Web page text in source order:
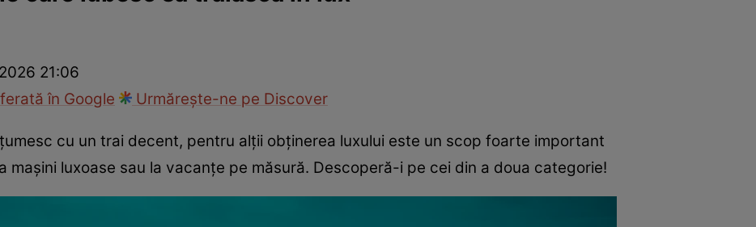
21:06
în Google
Urmărește-ne pe Discover
cu un trai decent, pentru alții obținerea luxului este un scop foarte important
mașini luxoase sau la vacanțe pe măsură. Descoperă-i pe cei din a doua categorie!